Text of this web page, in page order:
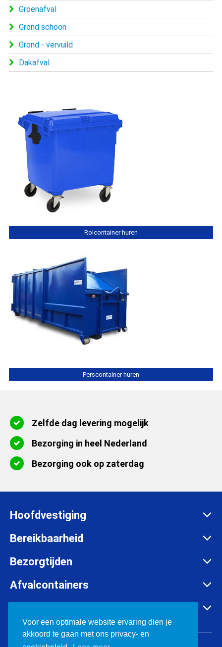
Groenafval
Grond schoon
Grond - vervuild
Dakafval
Rolcontainer huren
Perscontainer huren
Zelfde dag levering mogelijk
Bezorging in heel Nederland
Bezorging ook op zaterdag
Hoofdvestiging
Zadelmakersstraat 26
info@afvalcontainerbestellen.nl
085-3034777
BTW: NL852697302B01
Bereikbaarheid
Maandag t/m vrijdag:
Bezorgtijden
Maandag t/m vrijdag:
Van 08:00 tot 12:00 uur
Afvalcontainers
Container huren
Bouwafval containers
Friesland
© 2026 Afvalcontainerbestellen.nl
Voor een optimale website ervaring dien je
akkoord te gaan met ons privacy- en